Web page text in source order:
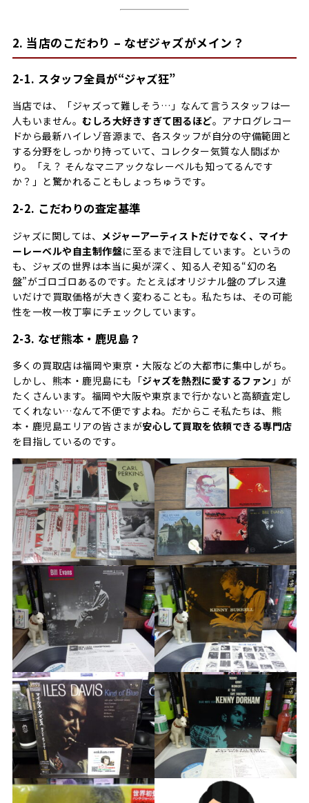
2. 当店のこだわり – なぜジャズがメイン？
2-1. スタッフ全員が“ジャズ狂”
当店では、「ジャズって難しそう…」なんて言うスタッフは一
人もいません。 むしろ大好きすぎて困るほど。アナログレコー
ドから最新ハイレゾ音源まで、各スタッフが自分の守備範囲と
する分野をしっかり持っていて、コレクター気質な人間ばか
り。「え？ そんなマニアックなレーベルも知ってるんです
か？」と驚かれることもしょっちゅうです。
2-2. こだわりの査定基準
ジャズに関しては、 メジャーアーティストだけでなく、マイナ
ーレーベルや自主制作盤に至るまで注目しています。というの
も、ジャズの世界は本当に奥が深く、知る人ぞ知る“幻の名
盤”がゴロゴロあるのです。たとえばオリジナル盤のプレス違
いだけで買取価格が大きく変わることも。私たちは、その可能
性を一枚一枚丁寧にチェックしています。
2-3. なぜ熊本・鹿児島？
多くの買取店は福岡や東京・大阪などの大都市に集中しがち。
しかし、熊本・鹿児島にも「ジャズを熱烈に愛するファン 」が
たくさんいます。福岡や大阪や東京まで行かないと高額査定し
てくれない…なんて不便ですよね。だからこそ私たちは、熊
本・鹿児島エリアの皆さまが安心して買取を依頼できる専門店
を目指しているのです。